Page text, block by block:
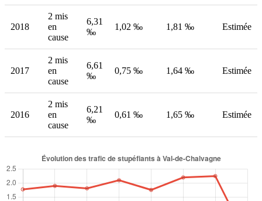
2018
2 mis
en
cause
6,31
‰
1,02 ‰ 1,81 ‰ Estimée
2017
2 mis
en
cause
6,61
‰
0,75 ‰ 1,64 ‰ Estimée
2016
2 mis
en
cause
6,21
‰
0,61 ‰ 1,65 ‰ Estimée